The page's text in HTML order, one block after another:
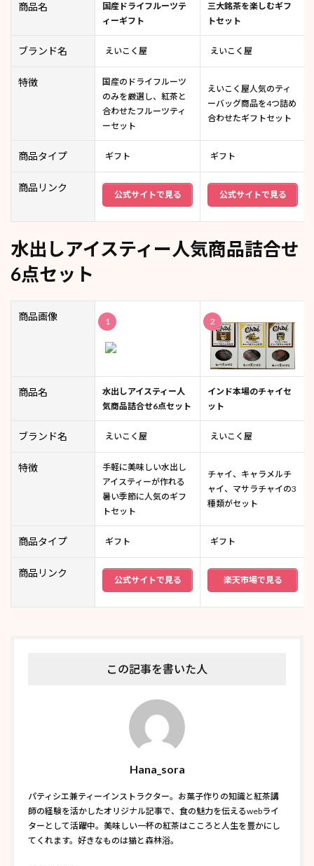
商品名
国産ドライフルーツテ
ィーギフト
三大銘茶を楽しむギフ
トセット
ブランド名 えいこく屋 えいこく屋
特徴
国産のドライフルーツ
のみを厳選し、紅茶と
合わせたフルーツティ
ーセット
えいこく屋人気のティ
ーバッグ商品を4つ詰め
合わせたギフトセット
商品タイプ ギフト ギフト
商品リンク
公式サイトで見る 公式サイトで見る
水出しアイスティー人気商品詰合せ
6点セット
商品画像 1 2
商品名
水出しアイスティー人
気商品詰合せ6点セット
インド本場のチャイセ
ット
ブランド名 えいこく屋 えいこく屋
特徴
手軽に美味しい水出し
アイスティーが作れる
暑い季節に人気のギフ
トセット
チャイ、キャラメルチ
ャイ、マサラチャイの3
種類がセット
商品タイプ ギフト ギフト
商品リンク
公式サイトで見る 楽天市場で見る
この記事を書いた人
Hana_sora
パティシエ兼ティーインストラクター。お菓子作りの知識と紅茶講
師の経験を活かしたオリジナル記事で、食の魅力を伝えるwebライ
ターとして活躍中。美味しい一杯の紅茶はこころと人生を豊かにし
てくれます。好きなものは猫と森林浴。